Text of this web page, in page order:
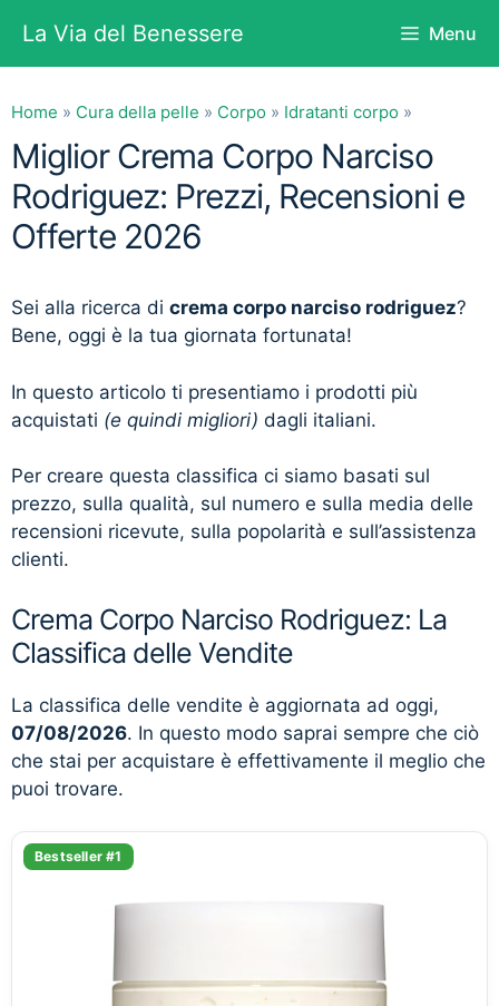
contenuto
La Via del Benessere Menu
Home » Cura della pelle » Corpo » Idratanti corpo »
Miglior Crema Corpo Narciso
Rodriguez: Prezzi, Recensioni e
Offerte 2026
Sei alla ricerca di crema corpo narciso rodriguez?
Bene, oggi è la tua giornata fortunata!
In questo articolo ti presentiamo i prodotti più
acquistati (e quindi migliori) dagli italiani.
Per creare questa classifica ci siamo basati sul
prezzo, sulla qualità, sul numero e sulla media delle
recensioni ricevute, sulla popolarità e sull’assistenza
clienti.
Crema Corpo Narciso Rodriguez: La
Classifica delle Vendite
La classifica delle vendite è aggiornata ad oggi,
07/08/2026. In questo modo saprai sempre che ciò
che stai per acquistare è effettivamente il meglio che
puoi trovare.
Bestseller #1